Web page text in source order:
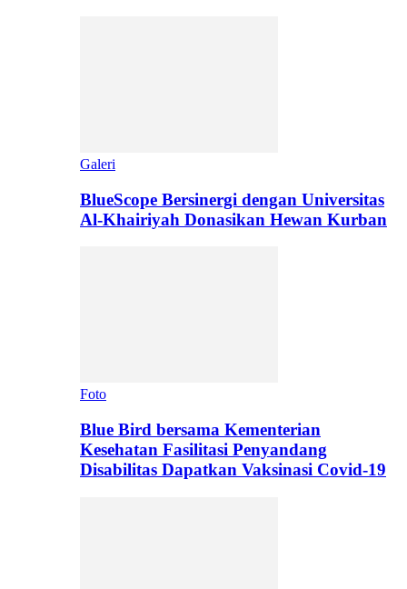
Galeri
BlueScope Bersinergi dengan Universitas
Al-Khairiyah Donasikan Hewan Kurban
Foto
Blue Bird bersama Kementerian
Kesehatan Fasilitasi Penyandang
Disabilitas Dapatkan Vaksinasi Covid-19